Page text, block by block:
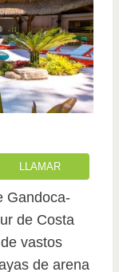
LLAMAR
Gandoca-
de Costa
vastos
de arena